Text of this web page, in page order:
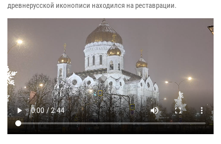
древнерусской иконописи находился на реставрации.